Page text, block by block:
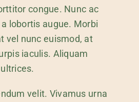
congue. Nunc ac
lobortis augue. Morbi
vel nunc euismod, at
iaculis. Aliquam
velit. Vivamus urna